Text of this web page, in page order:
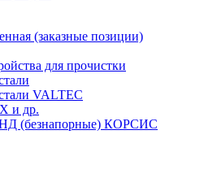
(заказные позиции)
для прочистки
VALTEC
и др.
(безнапорные) КОРСИС